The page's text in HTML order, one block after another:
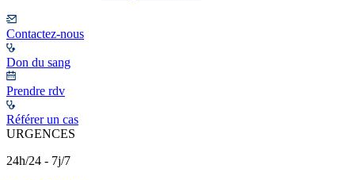
Contactez-nous
Don du sang
Prendre rdv
Référer un cas
URGENCES
24h/24 - 7j/7